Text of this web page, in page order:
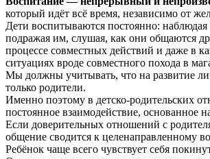
который идёт всё время, независимо от
Дети воспитываются постоянно: наблюдая
подражая им, слушая, как они общаются
процессе совместных действий и даже в
ситуациях вроде совместного похода в
Мы должны учитывать, что на развитие
только родители.
Именно поэтому в детско-родительских
постоянное взаимодействие, основанное
Если доверительных отношений с
общение сводится к целенаправленному
Ребёнок чаще всего чувствует себя